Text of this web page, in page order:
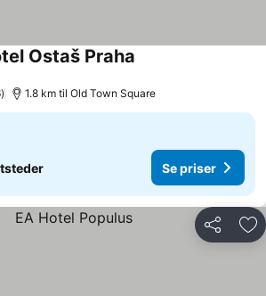
Ostaš Praha
1.8 km til Old Town Square
Se priser
Del